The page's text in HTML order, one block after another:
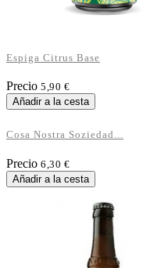
Espiga Citrus Base
Precio 5,90 €
Añadir a la cesta
Cosa Nostra Soziedad...
Precio 6,30 €
Añadir a la cesta